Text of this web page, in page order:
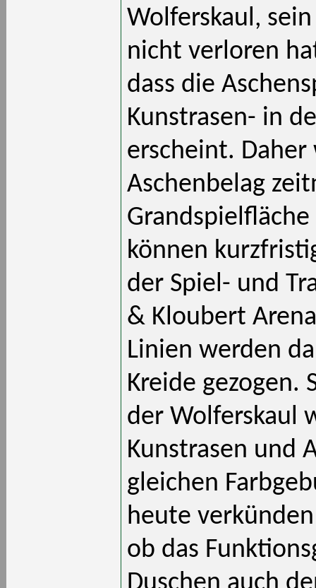
Wolferskaul,
nicht verloren
dass die
Kunstrasen- in
erscheint.
Aschenbelag
können
der Spiel- und
& Kloubert
Linien werden
Kreide gezogen.
der Wolferskaul
Kunstrasen und
gleichen
heute
ob das